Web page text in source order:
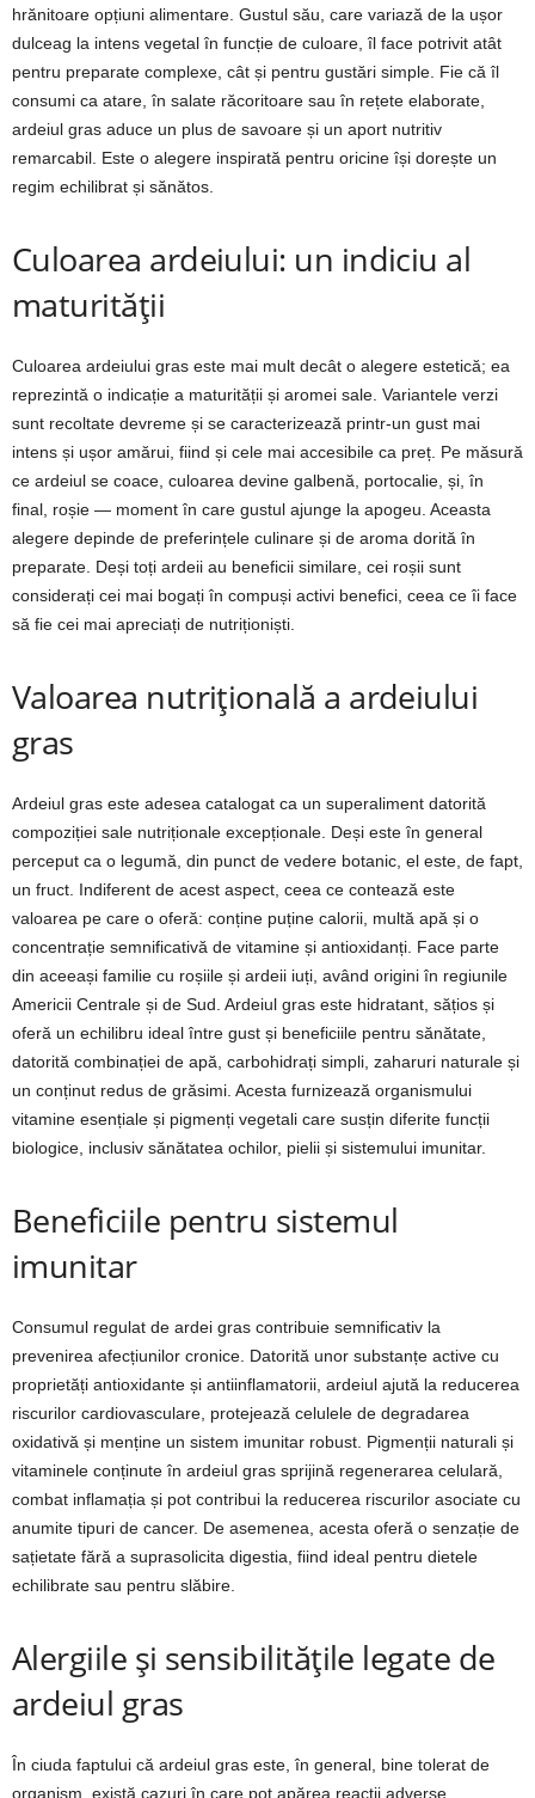
hrănitoare opțiuni alimentare. Gustul său, care variază de la ușor
dulceag la intens vegetal în funcție de culoare, îl face potrivit atât
pentru preparate complexe, cât și pentru gustări simple. Fie că îl
consumi ca atare, în salate răcoritoare sau în rețete elaborate,
ardeiul gras aduce un plus de savoare și un aport nutritiv
remarcabil. Este o alegere inspirată pentru oricine își dorește un
regim echilibrat și sănătos.
Culoarea ardeiului: un indiciu al
maturității
Culoarea ardeiului gras este mai mult decât o alegere estetică; ea
reprezintă o indicație a maturității și aromei sale. Variantele verzi
sunt recoltate devreme și se caracterizează printr-un gust mai
intens și ușor amărui, fiind și cele mai accesibile ca preț. Pe măsură
ce ardeiul se coace, culoarea devine galbenă, portocalie, și, în
final, roșie — moment în care gustul ajunge la apogeu. Aceasta
alegere depinde de preferințele culinare și de aroma dorită în
preparate. Deși toți ardeii au beneficii similare, cei roșii sunt
considerați cei mai bogați în compuși activi benefici, ceea ce îi face
să fie cei mai apreciați de nutriționiști.
Valoarea nutrițională a ardeiului
gras
Ardeiul gras este adesea catalogat ca un superaliment datorită
compoziției sale nutriționale excepționale. Deși este în general
perceput ca o legumă, din punct de vedere botanic, el este, de fapt,
un fruct. Indiferent de acest aspect, ceea ce contează este
valoarea pe care o oferă: conține puține calorii, multă apă și o
concentrație semnificativă de vitamine și antioxidanți. Face parte
din aceeași familie cu roșiile și ardeii iuți, având origini în regiunile
Americii Centrale și de Sud. Ardeiul gras este hidratant, sățios și
oferă un echilibru ideal între gust și beneficiile pentru sănătate,
datorită combinației de apă, carbohidrați simpli, zaharuri naturale și
un conținut redus de grăsimi. Acesta furnizează organismului
vitamine esențiale și pigmenți vegetali care susțin diferite funcții
biologice, inclusiv sănătatea ochilor, pielii și sistemului imunitar.
Beneficiile pentru sistemul
imunitar
Consumul regulat de ardei gras contribuie semnificativ la
prevenirea afecțiunilor cronice. Datorită unor substanțe active cu
proprietăți antioxidante și antiinflamatorii, ardeiul ajută la reducerea
riscurilor cardiovasculare, protejează celulele de degradarea
oxidativă și menține un sistem imunitar robust. Pigmenții naturali și
vitaminele conținute în ardeiul gras sprijină regenerarea celulară,
combat inflamația și pot contribui la reducerea riscurilor asociate cu
anumite tipuri de cancer. De asemenea, acesta oferă o senzație de
sațietate fără a suprasolicita digestia, fiind ideal pentru dietele
echilibrate sau pentru slăbire.
Alergiile și sensibilitățile legate de
ardeiul gras
În ciuda faptului că ardeiul gras este, în general, bine tolerat de
organism, există cazuri în care pot apărea reacții adverse.